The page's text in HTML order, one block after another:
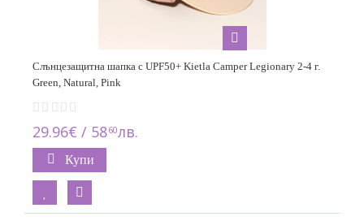
Слънцезащитна шапка с UPF50+ Kietla Camper Legionary 2-4 г.
Green, Natural, Pink
29.96€ / 5860лв.
Купи